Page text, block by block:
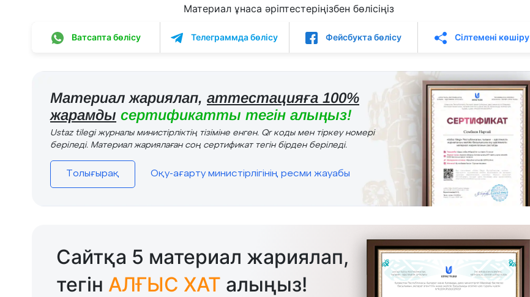
Материал ұнаса әріптестеріңізбен бөлісіңіз
Ватсапта бөлісу Телеграммда бөлісу Фейсбукта бөлісу Сілтемені көшіру
Материал жариялап, аттестацияға 100%
жарамды сертификатты тегін алыңыз!
Ustaz tilegi журналы министірліктің тізіміне енген. Qr коды мен тіркеу номері
беріледі. Материал жариялаған соң сертификат тегін бірден беріледі.
Толығырақ Оқу-ағарту министірлігінің ресми жауабы
Сайтқа 5 материал жариялап,
тегін АЛҒЫС ХАТ алыңыз!